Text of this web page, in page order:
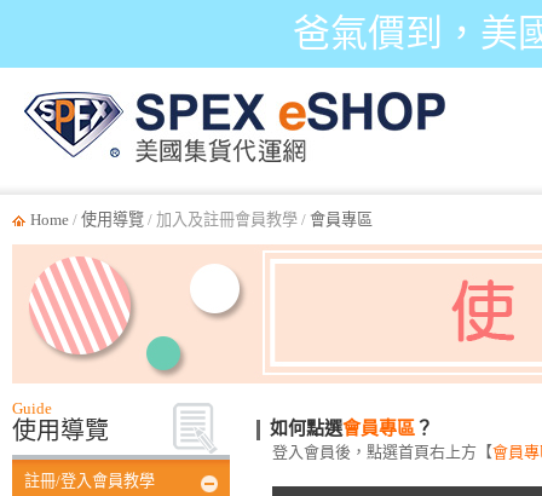
爸氣價到，美
Home / 使用導覽 / 加入及註冊會員教學 / 會員專區
Guide
使用導覽
註冊/登入會員教學
專
如何點選會員專區 ？
登入會員後，點選首頁右上方【會員